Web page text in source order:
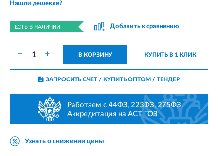
Нашли дешевле?
ЕСТЬ В НАЛИЧИИ Добавить к сравнению
− + В КОРЗИНУ КУПИТЬ В 1 КЛИК
ЗАПРОСИТЬ СЧЕТ / КУПИТЬ ОПТОМ/ ТЕНДЕР
Работаем с 44ФЗ, 223ФЗ, 275ФЗ
Аккредитация на АСТ ГОЗ
Узнать о снижении цены